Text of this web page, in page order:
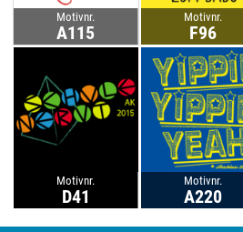
Motivnr.
A115
Motivnr.
F96
Motivnr.
D41
Motivnr.
A220